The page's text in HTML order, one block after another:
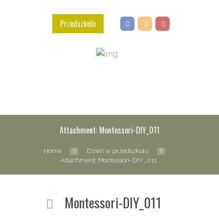
Przedszkole
Attachment: Montessori-DIY_011
Home
Dzień w przedszkolu
Attachment: Montessori-DIY_011
Montessori-DIY_011